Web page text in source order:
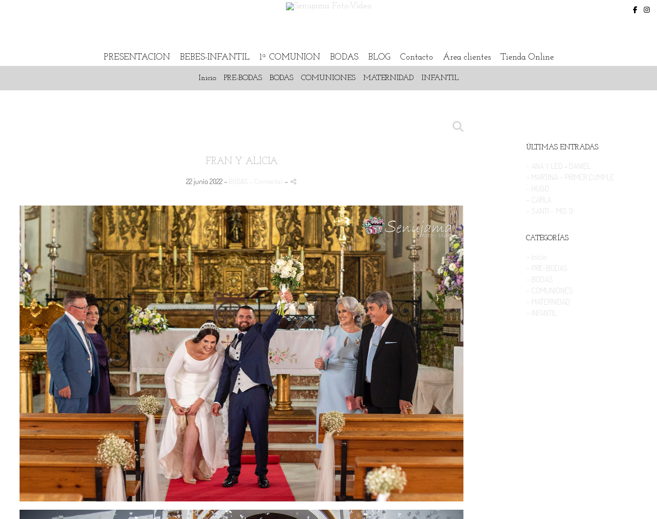
PRESENTACION BEBES-INFANTIL 1ª COMUNION BODAS BLOG Contacto Área clientes Tienda Online
Inicio PRE-BODAS BODAS COMUNIONES MATERNIDAD INFANTIL
FRAN Y ALICIA
22 junio 2022 - BODAS - Comentar -
ÚLTIMAS ENTRADAS
- ANA Y LEO + DANIEL
- MARTINA - PRIMER CUMPLE
- HUGO
- CARLA
- SANTI - MIS 9
CATEGORÍAS
- Inicio
- PRE-BODAS
- BODAS
- COMUNIONES
- MATERNIDAD
- INFANTIL